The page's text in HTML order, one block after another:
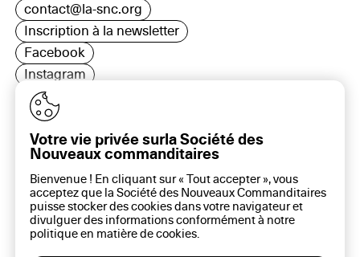
contact@la-snc.org
Inscription à la newsletter
Facebook
Instagram
LinkedIn
16 rue Rambuteau, 75003 Paris
Plan du site
Aide sur ce site
Gestion des cookies
Politique des cookies
Votre vie privée surla Société des
Nouveaux commanditaires
Bienvenue ! En cliquant sur « Tout accepter », vous
acceptez que la Société des Nouveaux Commanditaires
puisse stocker des cookies dans votre navigateur et
divulguer des informations conformément à notre
politique en matière decookies.